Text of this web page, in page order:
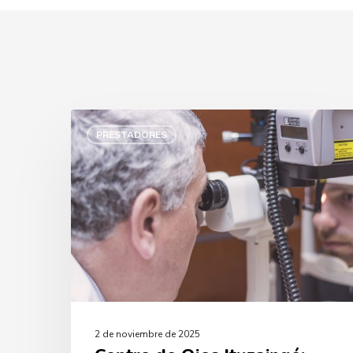
PRESTADORES
Centro
de
Ojos
Ituzaingó:
más
opciones
para
cuidar
tu
visión
2 de noviembre de 2025